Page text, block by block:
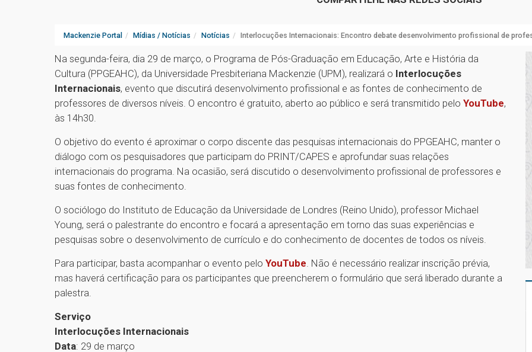
Mackenzie Portal Mídias / Notícias Notícias Interlocuções Internacionais: Encontro debate desenvolvimento profissional de
Na segunda-feira, dia 29 de março, o Programa de Pós-Graduação em Educação, Arte e História da
Cultura (PPGEAHC), da Universidade Presbiteriana Mackenzie (UPM), realizará o Interlocuções
Internacionais, evento que discutirá desenvolvimento profissional e as fontes de conhecimento de
professores de diversos níveis. O encontro é gratuito, aberto ao público e será transmitido pelo YouTube,
às 14h30.
O objetivo do evento é aproximar o corpo discente das pesquisas internacionais do PPGEAHC, manter o
diálogo com os pesquisadores que participam do PRINT/CAPES e aprofundar suas relações
internacionais do programa. Na ocasião, será discutido o desenvolvimento profissional de professores e
suas fontes de conhecimento.
O sociólogo do Instituto de Educação da Universidade de Londres (Reino Unido), professor Michael
Young, será o palestrante do encontro e focará a apresentação em torno das suas experiências e
pesquisas sobre o desenvolvimento de currículo e do conhecimento de docentes de todos os níveis.
Para participar, basta acompanhar o evento pelo YouTube. Não é necessário realizar inscrição prévia,
mas haverá certificação para os participantes que preencherem o formulário que será liberado durante a
palestra.
Serviço
Interlocuções Internacionais
Data: 29 de março